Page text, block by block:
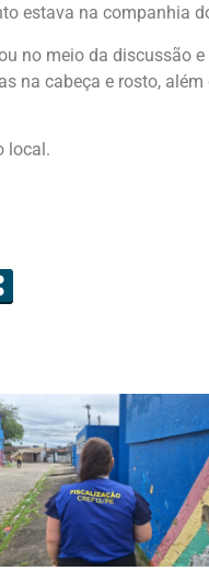
estava na companhia
no meio da discussão
na cabeça e rosto,
local.